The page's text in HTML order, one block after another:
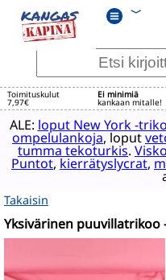
﹀
Toimituskulut
7,97€
Ei minimiä
kankaan mitalle!
ALE: loput New York -
ompelulankoja, loput
tumma tekoturkis.
Puntot,kierrätyslycrat,
Takaisin
Yksivärinen puuvillatrikoo